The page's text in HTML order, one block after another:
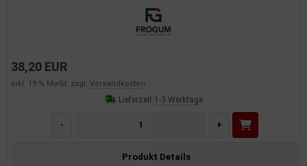
38,20 EUR
inkl. 19 % MwSt. zzgl. Versandkosten
Lieferzeit:1-3 Werktage
- +
Produkt Details